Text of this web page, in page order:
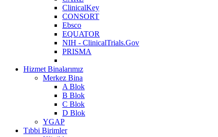
ClinicalKey
CONSORT
Ebsco
EQUATOR
NIH - ClinicalTrials.Gov
PRISMA
Hizmet Binalarımız
Merkez Bina
A Blok
B Blok
C Blok
D Blok
YGAP
Tıbbi Birimler